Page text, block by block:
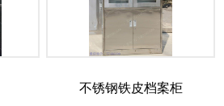
不锈钢铁皮档案柜